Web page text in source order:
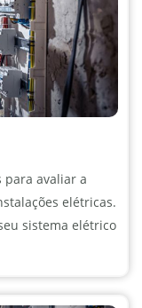
para avaliar a
elétricas.
sistema elétrico